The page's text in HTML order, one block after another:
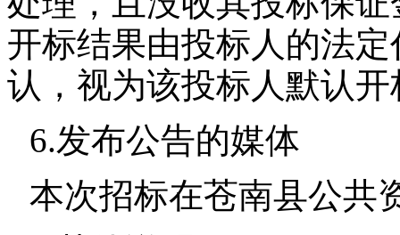
开标结果由投标人的法
认，视为该投标人默认
6.发布公告的媒体
本次招标在苍南县公共